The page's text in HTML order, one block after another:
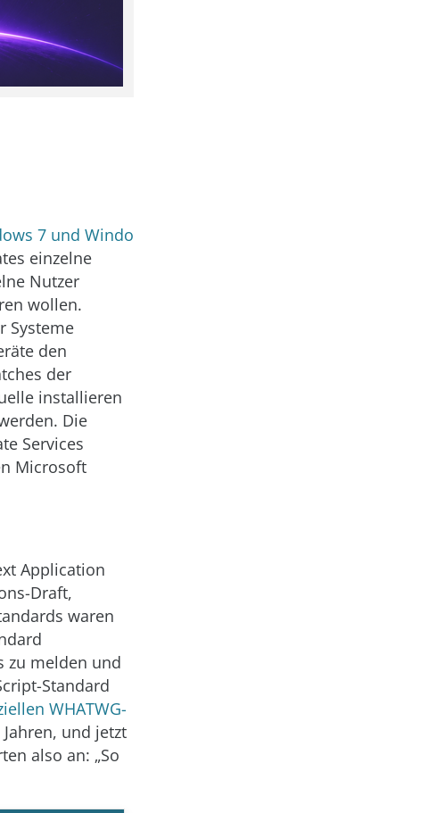
7 und Windo
einzelne
Nutzer
wollen.
Systeme
den
der
installieren
Die
Services
Microsoft
Application
Draft,
waren
zu melden und
Standard
WHATWG-
und jetzt
also an: „So